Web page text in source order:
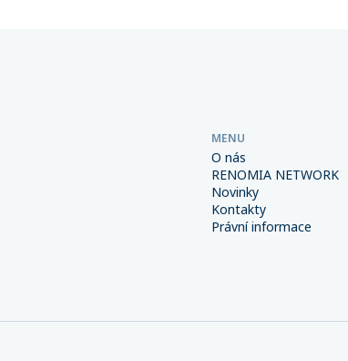
MENU
O nás
RENOMIA NETWORK
Novinky
Kontakty
Právní informace